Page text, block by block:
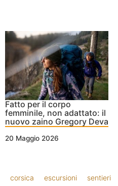
Fatto per il corpo
femminile, non adattato: il
nuovo zaino Gregory Deva
20 Maggio 2026
corsica escursioni sentieri